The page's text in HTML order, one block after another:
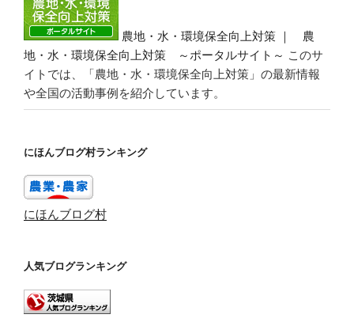
農地・水・環境保全向上対策 ｜ 農
地・水・環境保全向上対策 ～ポータルサイト～ このサ
イトでは、「農地・水・環境保全向上対策」の最新情報
や全国の活動事例を紹介しています。
にほんブログ村ランキング
にほんブログ村
人気ブログランキング